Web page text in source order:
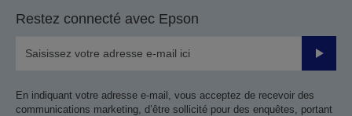
Restez connecté avec Epson
Valider
En indiquant votre adresse e-mail, vous acceptez de recevoir des
communications marketing, d’être sollicité pour des enquêtes, portant